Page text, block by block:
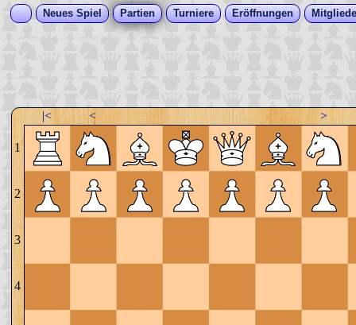
Neues Spiel Partien Turniere Eröffnungen
|< < >
1
2
3
4